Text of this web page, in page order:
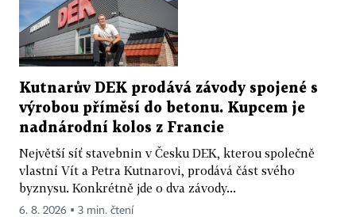
Kutnarův DEK prodává závody spojené s
výrobou příměsí do betonu. Kupcem je
nadnárodní kolos z Francie
Největší síť stavebnin v Česku DEK, kterou společně
vlastní Vít a Petra Kutnarovi, prodává část svého
byznysu. Konkrétně jde o dva závody...
6. 8. 2026 ▪ 3 min. čtení